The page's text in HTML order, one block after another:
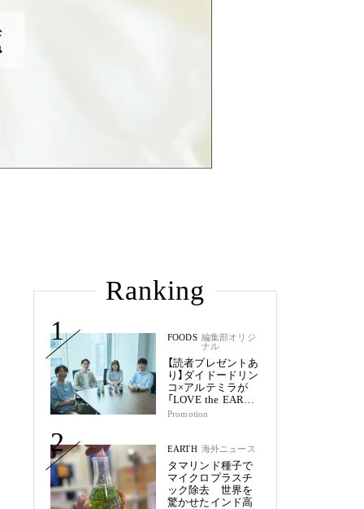
Ranking
1
FOODS 編集部オリジ
ナル
【読者プレゼントあ
り】ダイドードリン
コ×アルテミラが
「LOVE the EARTH
シリーズ」で目指す
Promotion
2 EARTH 海外ニュース
タマリンド種子で
マイクロプラスチ
ック除去 世界を
驚かせたインド高